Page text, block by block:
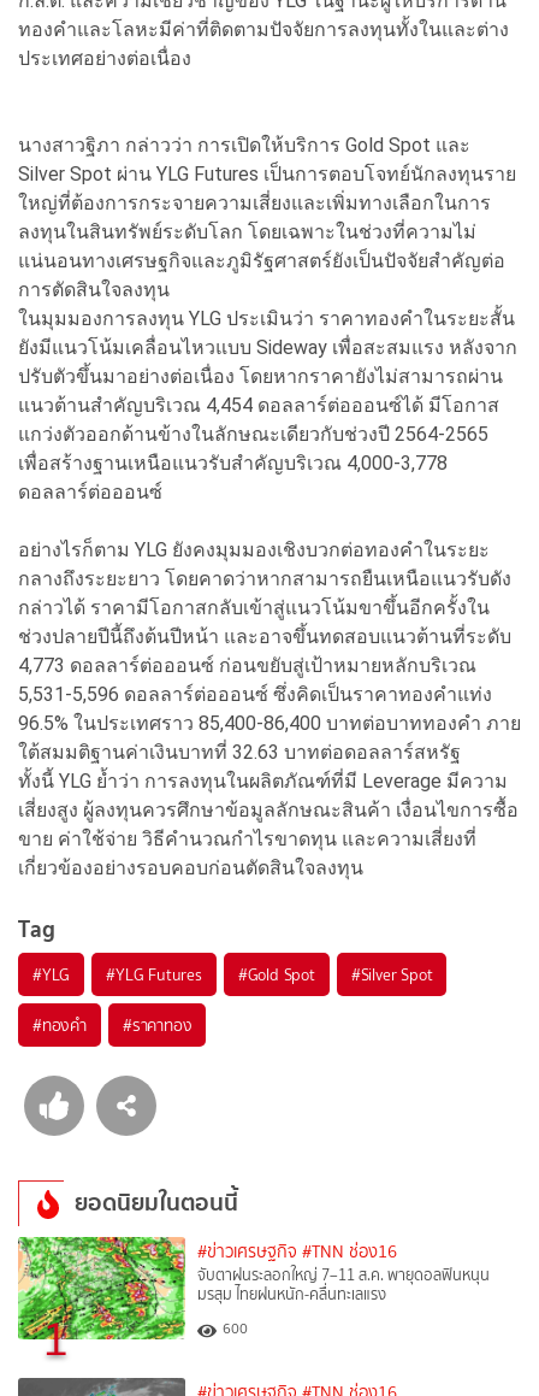
ทองคำและโลหะมีค่าที่ติดตามปัจจัยการลงทุนทั้งในและต่าง
ประเทศอย่างต่อเนื่อง
นางสาวฐิภา กล่าวว่า การเปิดให้บริการ Gold Spot และ
Silver Spot ผ่าน YLG Futures เป็นการตอบโจทย์นักลงทุนราย
ใหญ่ที่ต้องการกระจายความเสี่ยงและเพิ่มทางเลือกในการ
ลงทุนในสินทรัพย์ระดับโลก โดยเฉพาะในช่วงที่ความไม่
แน่นอนทางเศรษฐกิจและภูมิรัฐศาสตร์ยังเป็นปัจจัยสำคัญต่อ
การตัดสินใจลงทุน
ในมุมมองการลงทุน YLG ประเมินว่า ราคาทองคำในระยะสั้น
ยังมีแนวโน้มเคลื่อนไหวแบบ Sideway เพื่อสะสมแรง หลังจาก
ปรับตัวขึ้นมาอย่างต่อเนื่อง โดยหากราคายังไม่สามารถผ่าน
แนวต้านสำคัญบริเวณ 4,454 ดอลลาร์ต่อออนซ์ได้ มีโอกาส
แกว่งตัวออกด้านข้างในลักษณะเดียวกับช่วงปี 2564-2565
เพื่อสร้างฐานเหนือแนวรับสำคัญบริเวณ 4,000-3,778
ดอลลาร์ต่อออนซ์
อย่างไรก็ตาม YLG ยังคงมุมมองเชิงบวกต่อทองคำในระยะ
กลางถึงระยะยาว โดยคาดว่าหากสามารถยืนเหนือแนวรับดัง
กล่าวได้ ราคามีโอกาสกลับเข้าสู่แนวโน้มขาขึ้นอีกครั้งใน
ช่วงปลายปีนี้ถึงต้นปีหน้า และอาจขึ้นทดสอบแนวต้านที่ระดับ
4,773 ดอลลาร์ต่อออนซ์ ก่อนขยับสู่เป้าหมายหลักบริเวณ
5,531-5,596 ดอลลาร์ต่อออนซ์ ซึ่งคิดเป็นราคาทองคำแท่ง
96.5% ในประเทศราว 85,400-86,400 บาทต่อบาททองคำ ภาย
ใต้สมมติฐานค่าเงินบาทที่ 32.63 บาทต่อดอลลาร์สหรัฐ
ทั้งนี้ YLG ย้ำว่า การลงทุนในผลิตภัณฑ์ที่มี Leverage มีความ
เสี่ยงสูง ผู้ลงทุนควรศึกษาข้อมูลลักษณะสินค้า เงื่อนไขการซื้อ
ขาย ค่าใช้จ่าย วิธีคำนวณกำไรขาดทุน และความเสี่ยงที่
เกี่ยวข้องอย่างรอบคอบก่อนตัดสินใจลงทุน
Tag
#YLG #YLG Futures #Gold Spot #Silver Spot
#ทองคำ #ราคาทอง
ยอดนิยมในตอนนี้
1
#ข่าวเศรษฐกิจ #TNN ช่อง16
จับตาฝนระลอกใหญ่ 7–11 ส.ค. พายุดอลฟินหนุน
มรสุม ไทยฝนหนัก-คลื่นทะเลแรง
600